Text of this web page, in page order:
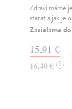
Zdraví máme
starat a jak je
Zasielame
15,91 €
16,40 € ?